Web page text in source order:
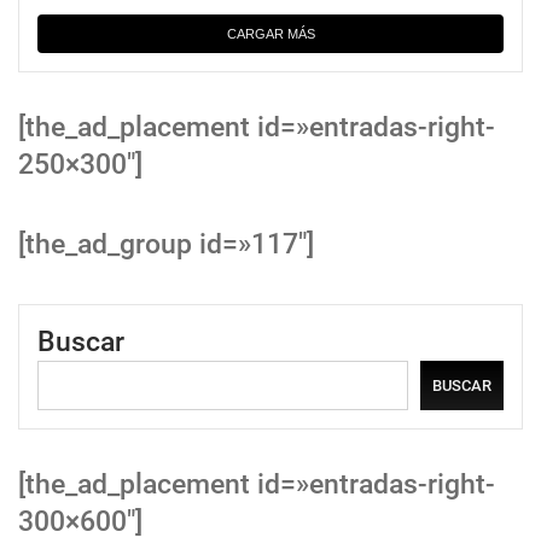
CARGAR MÁS
[the_ad_placement id=»entradas-right-
250×300″]
[the_ad_group id=»117″]
Buscar
BUSCAR
[the_ad_placement id=»entradas-right-
300×600″]